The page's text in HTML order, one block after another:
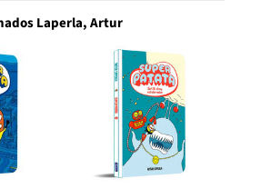
Laperla, Artur